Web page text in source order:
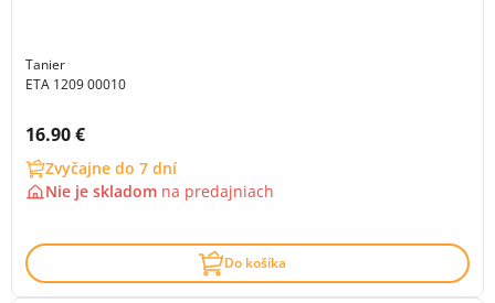
Tanier
ETA 1209 00010
Cena s DPH:
16.90 €
Zvyčajne do 7 dní
Nie je skladom na predajniach
Do košíka